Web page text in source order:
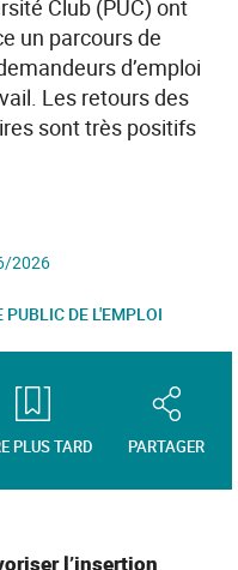
Club (PUC) ont
un parcours de
d’emploi
Les retours des
sont très positifs
2026
PUBLIC DE L'EMPLOI
PLUS TARD PARTAGER
l’insertion